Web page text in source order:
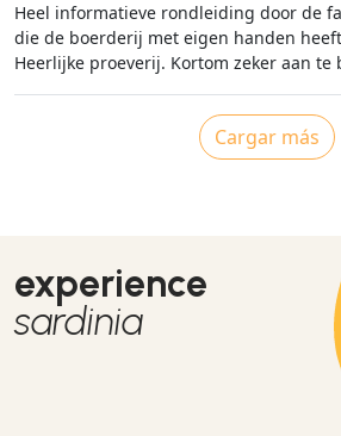
Heel informatieve rondleiding door de
die de boerderij met eigen handen
Heerlijke proeverij. Kortom zeker aan te
Cargar más
experience
sardinia